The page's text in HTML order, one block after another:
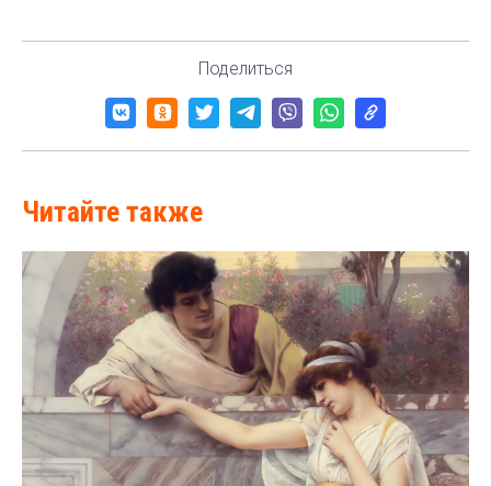
Поделиться
Читайте также